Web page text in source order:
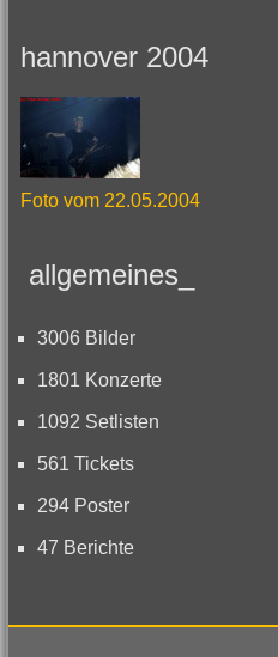
hannover 2004
Foto vom 22.05.2004
allgemeines_
3006 Bilder
1801 Konzerte
1092 Setlisten
561 Tickets
294 Poster
47 Berichte